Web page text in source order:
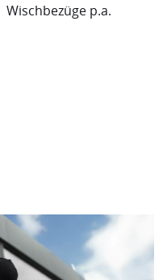
Wischbezüge p.a.